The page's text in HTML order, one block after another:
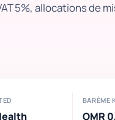
5%, allocations de
BARÈME
OMR